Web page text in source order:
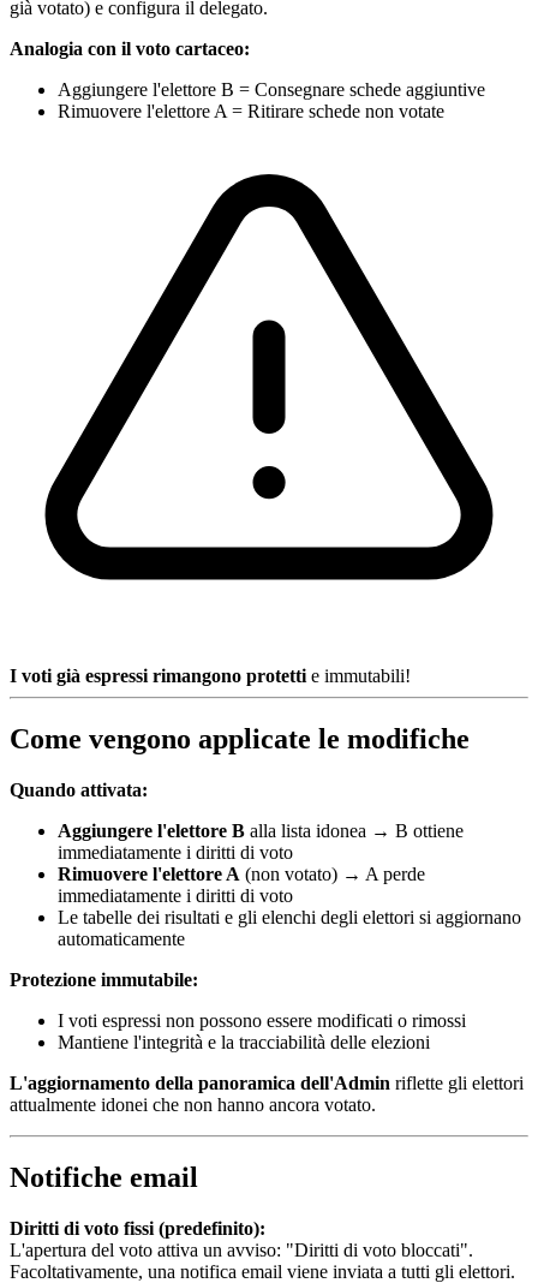
già votato) e configura il delegato.
Analogia con il voto cartaceo:
Aggiungere l'elettore B = Consegnare schede aggiuntive
Rimuovere l'elettore A = Ritirare schede non votate
I voti già espressi rimangono protetti e immutabili!
Come vengono applicate le modifiche
Quando attivata:
Aggiungere l'elettore B alla lista idonea → B ottiene
immediatamente i diritti di voto
Rimuovere l'elettore A (non votato) → A perde
immediatamente i diritti di voto
Le tabelle dei risultati e gli elenchi degli elettori si aggiornano
automaticamente
Protezione immutabile:
I voti espressi non possono essere modificati o rimossi
Mantiene l'integrità e la tracciabilità delle elezioni
L'aggiornamento della panoramica dell'Admin riflette gli elettori
attualmente idonei che non hanno ancora votato.
Notifiche email
Diritti di voto fissi (predefinito):
L'apertura del voto attiva un avviso: "Diritti di voto bloccati".
Facoltativamente, una notifica email viene inviata a tutti gli elettori.